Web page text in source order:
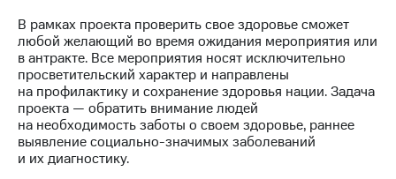
Новости
в
регионе
и акционерам
Корпоративное
управление
В рамках проекта проверить свое здоровье сможет
любой желающий во время ожидания мероприятия или
в антракте. Все мероприятия носят исключительно
просветительский характер и направлены
на профилактику и сохранение здоровья нации. Задача
проекта — обратить внимание людей
на необходимость заботы о своем здоровье, раннее
выявление социально-значимых заболеваний
и их диагностику.